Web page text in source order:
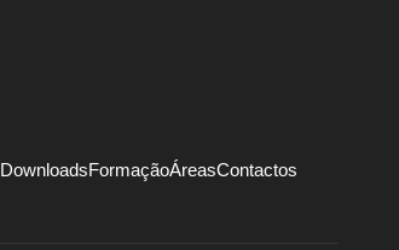
DownloadsFormaçãoÁreasContactos